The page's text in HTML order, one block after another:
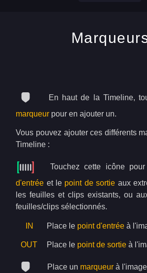
En haut de la Timeline,
marqueur pour en ajouter un.
Vous pouvez ajouter ces différents
Timeline :
Touchez cette icône
d'entrée et le point de sortie aux
les feuilles et clips existants, ou
feuilles/clips sélectionnés.
IN Place le point d'entrée à
OUT Place le point de sortie à
Place un marqueur à